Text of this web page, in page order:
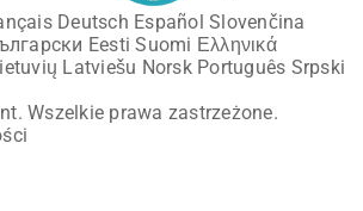
Deutsch Español Slovenčina
Eesti Suomi Ελληνικά
Latviešu Norsk Português Srpski
Wszelkie prawa zastrzeżone.